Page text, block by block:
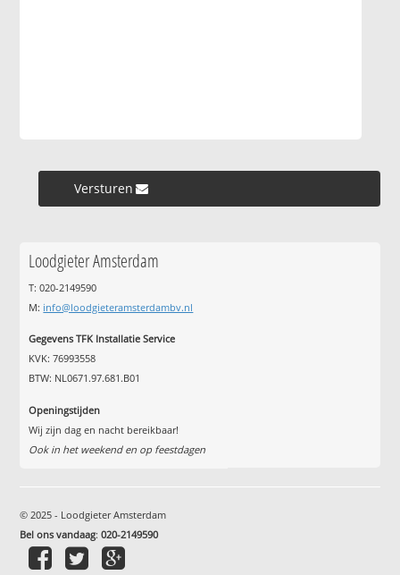
Versturen »
Loodgieter Amsterdam
T: 020-2149590
M: info@loodgieteramsterdambv.nl
Gegevens TFK Installatie Service
KVK: 76993558
BTW: NL0671.97.681.B01
Openingstijden
Wij zijn dag en nacht bereikbaar!
Ook in het weekend en op feestdagen
© 2025 - Loodgieter Amsterdam
Bel ons vandaag:020-2149590